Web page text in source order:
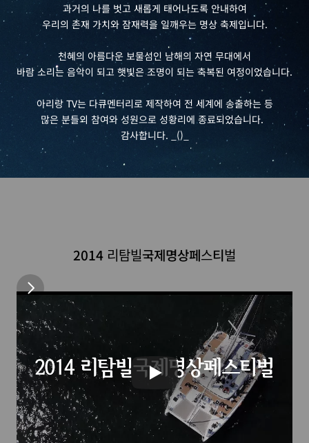
과거의 나를 벗고 새롭게 태어나도록 안내하여
우리의 존재 가치와 잠재력을 일깨우는 명상 축제입니다.
천혜의 아름다운 보물섬인 남해의 자연 무대에서
바람 소리는 음악이 되고 햇빛은 조명이 되는 축복된 여정이었습니다.
아리랑 TV는 다큐멘터리로 제작하여 전 세계에 송출하는 등
많은 분들의 참여와 성원으로 성황리에 종료되었습니다.
감사합니다. _()_
2014 리탐빌국제명상페스티벌